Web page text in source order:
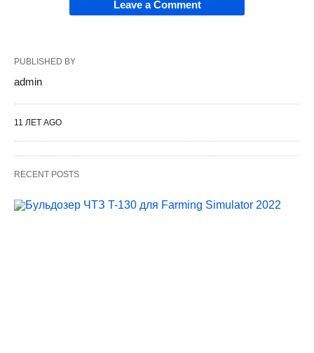
Leave a Comment
PUBLISHED BY
admin
11 ЛЕТ AGO
RECENT POSTS